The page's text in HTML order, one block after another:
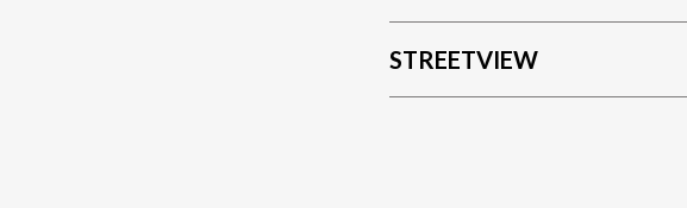
STREETVIEW